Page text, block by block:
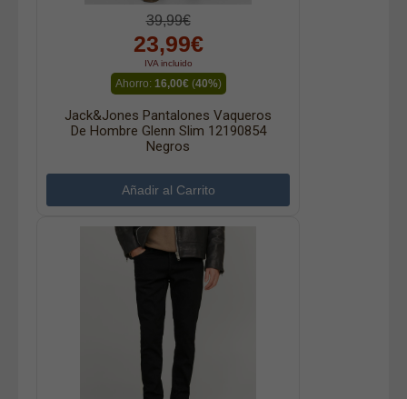
39,99€
23,99€
IVA incluido
Ahorro: 16,00€(40%)
Jack&Jones Pantalones Vaqueros
De Hombre Glenn Slim 12190854
Negros